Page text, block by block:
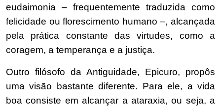
eudaimonia – frequentemente traduzida como
felicidade ou florescimento humano –, alcançada
pela prática constante das virtudes, como a
coragem, a temperança e a justiça.
Outro filósofo da Antiguidade, Epicuro, propôs
uma visão bastante diferente. Para ele, a vida
boa consiste em alcançar a ataraxia, ou seja, a